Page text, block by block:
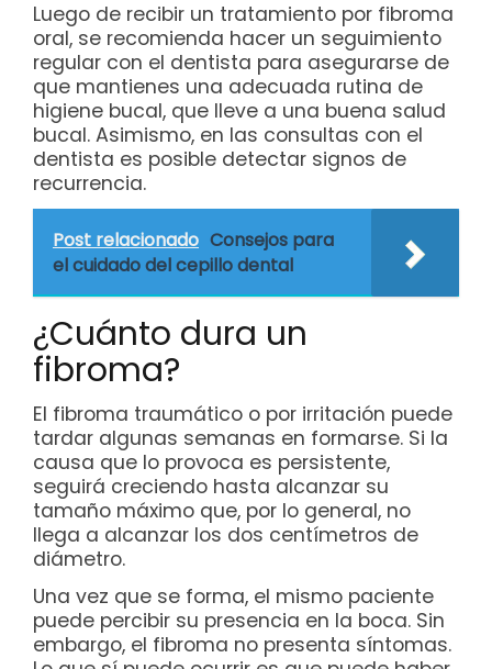
Luego de recibir un tratamiento por fibroma
oral, se recomienda hacer un seguimiento
regular con el dentista para asegurarse de
que mantienes una adecuada rutina de
higiene bucal, que lleve a una buena salud
bucal. Asimismo, en las consultas con el
dentista es posible detectar signos de
recurrencia.
Post relacionado Consejos para
el cuidado del cepillo dental
¿Cuánto dura un
fibroma?
El fibroma traumático o por irritación puede
tardar algunas semanas en formarse. Si la
causa que lo provoca es persistente,
seguirá creciendo hasta alcanzar su
tamaño máximo que, por lo general, no
llega a alcanzar los dos centímetros de
diámetro.
Una vez que se forma, el mismo paciente
puede percibir su presencia en la boca. Sin
embargo, el fibroma no presenta síntomas.